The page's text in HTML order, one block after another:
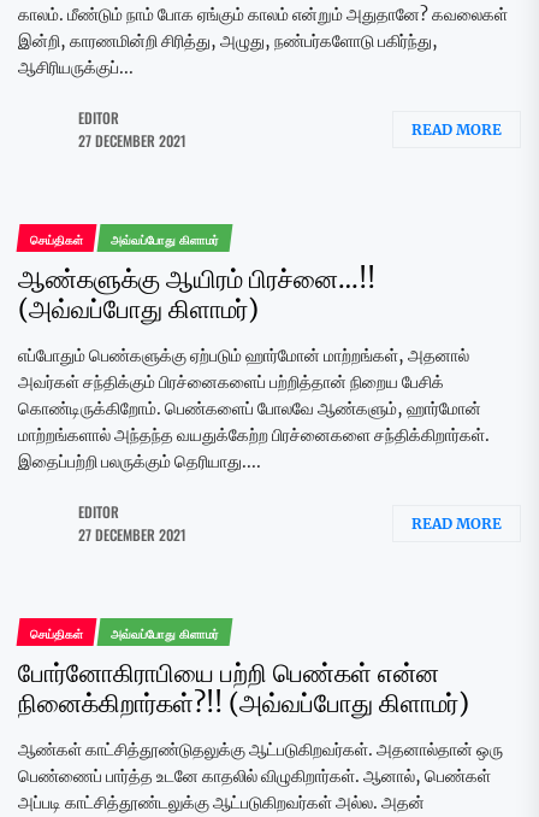
காலம். மீண்டும் நாம் போக ஏங்கும் காலம் என்றும் அதுதானே? கவலைகள்
இன்றி, காரணமின்றி சிரித்து, அழுது, நண்பர்களோடு பகிர்ந்து,
ஆசிரியருக்குப்...
EDITOR
27 DECEMBER 2021
READ MORE
செய்திகள் அவ்வப்போது கிளாமர்
ஆண்களுக்கு ஆயிரம் பிரச்னை…!!
(அவ்வப்போது கிளாமர்)
எப்போதும் பெண்களுக்கு ஏற்படும் ஹார்மோன் மாற்றங்கள், அதனால்
அவர்கள் சந்திக்கும் பிரச்னைகளைப் பற்றித்தான் நிறைய பேசிக்
கொண்டிருக்கிறோம். பெண்களைப் போலவே ஆண்களும், ஹார்மோன்
மாற்றங்களால் அந்தந்த வயதுக்கேற்ற பிரச்னைகளை சந்திக்கிறார்கள்.
இதைப்பற்றி பலருக்கும் தெரியாது....
EDITOR
27 DECEMBER 2021
READ MORE
செய்திகள் அவ்வப்போது கிளாமர்
போர்னோகிராபியை பற்றி பெண்கள் என்ன
நினைக்கிறார்கள்?!! (அவ்வப்போது கிளாமர்)
ஆண்கள் காட்சித்தூண்டுதலுக்கு ஆட்படுகிறவர்கள். அதனால்தான் ஒரு
பெண்ணைப் பார்த்த உடனே காதலில் விழுகிறார்கள். ஆனால், பெண்கள்
அப்படி காட்சித்தூண்டலுக்கு ஆட்படுகிறவர்கள் அல்ல. அதன்